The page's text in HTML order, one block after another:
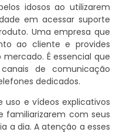
idosos ao utilizarem
em acessar suporte
Uma empresa que
ao cliente e provides
É essencial que
de comunicação
dedicados.
uso e vídeos explicativos
familiarizarem com seus
a dia. A atenção a esses